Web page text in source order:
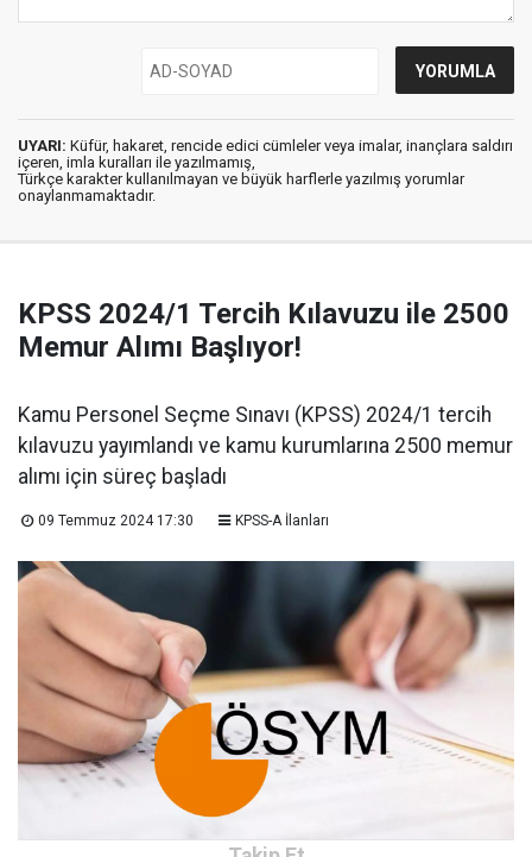
UYARI: Küfür, hakaret, rencide edici cümleler veya imalar, inançlara saldırı
içeren, imla kuralları ile yazılmamış,
Türkçe karakter kullanılmayan ve büyük harflerle yazılmış yorumlar
onaylanmamaktadır.
KPSS 2024/1 Tercih Kılavuzu ile 2500
Memur Alımı Başlıyor!
Kamu Personel Seçme Sınavı (KPSS) 2024/1 tercih
kılavuzu yayımlandı ve kamu kurumlarına 2500 memur
alımı için süreç başladı
09 Temmuz 2024 17:30 KPSS-A İlanları